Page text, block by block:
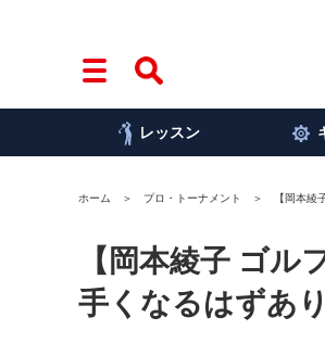
レッスン
ホーム プロ・トーナメント 【岡本
【岡本綾子 ゴ
手くなるはずあ